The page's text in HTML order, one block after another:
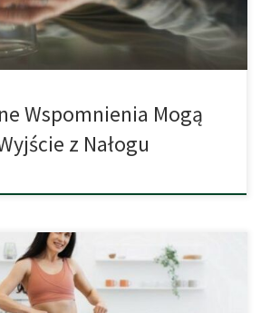
Wspomnienia Mogą
z Nałogu
w nich kannabinoidy nie tylko